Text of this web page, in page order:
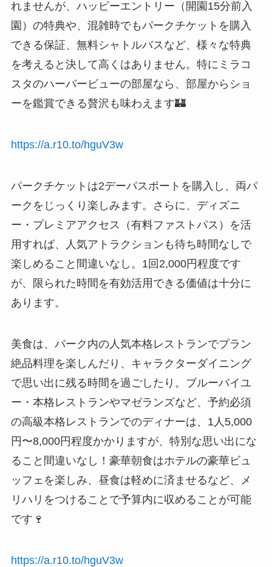
れませんが、ハッピーエントリー（開園15分前入
園）の特典や、混雑時でもパークチケットを購入
できる保証、無料シャトルバスなど、様々な特典
を考えると決して高くはありません。特にミラコ
スタのハーバービューの部屋なら、部屋からショ
ーを鑑賞できる贅沢も味わえます🏰
https://a.r10.to/hguV3w
パークチケットは2デーパスポートを購入し、両パ
ークをじっくり楽しみます。さらに、ディズニ
ー・プレミアアクセス（有料ファストパス）を活
用すれば、人気アトラクションも待ち時間なしで
楽しめること間違いなし。1回2,000円程度です
が、限られた時間を有効活用できる価値は十分に
あります。
美食は、パーク内の人気本格レストランでプラン
絶品料理を楽しんだり、キャラクターダイニング
で思い出に残る時間を過ごしたり。ブルーバイユ
ー・本格レストランやマゼランズなど、予約必須
の高級本格レストランでのディナーは、1人5,000
円〜8,000円程度かかりますが、特別な思い出にな
ること間違いなし！豪華朝食はホテルの豪華ビュ
ッフェを楽しみ、昼食は軽めに済ませるなど、メ
リハリをつけることで予算内に収めることが可能
です🍷
https://a.r10.to/hguV3w